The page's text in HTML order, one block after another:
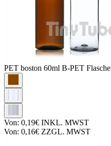
PET boston 60ml B-PET Flasche
Von: 0,19€ INKL. MWST
Von: 0,16€ ZZGL. MWST